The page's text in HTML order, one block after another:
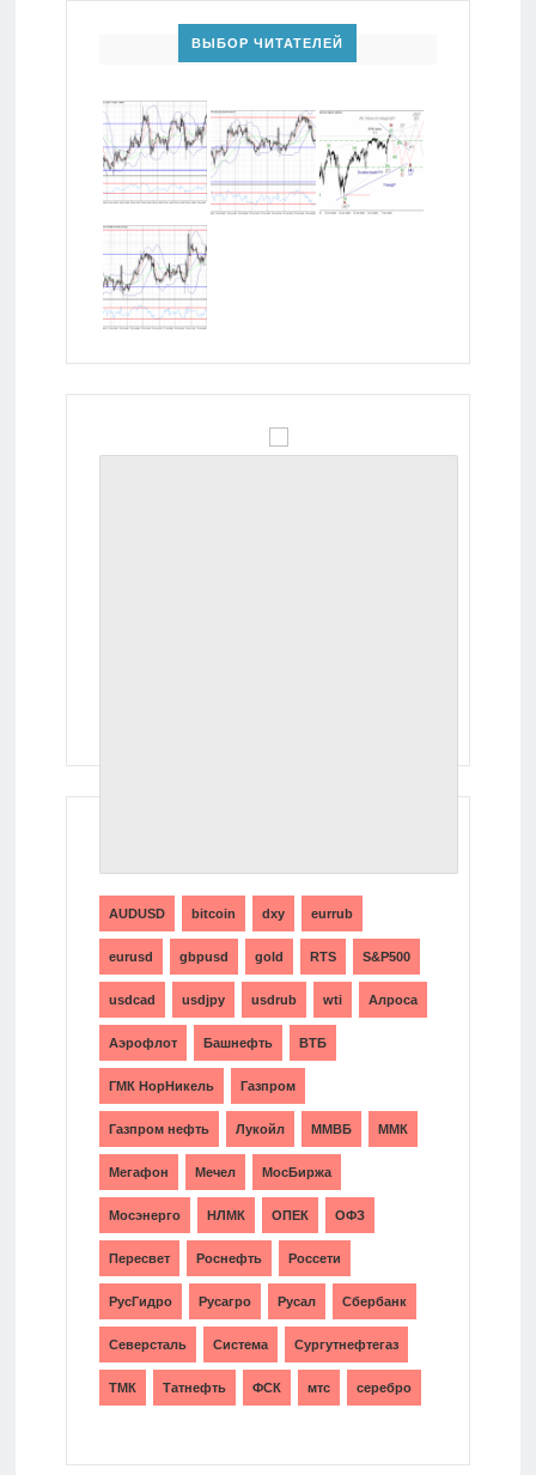
ВЫБОР ЧИТАТЕЛЕЙ
AUDUSD bitcoin dxy eurrub
eurusd gbpusd gold RTS S&P500
usdcad usdjpy usdrub wti Алроса
Аэрофлот Башнефть ВТБ
ГМК НорНикель Газпром
Газпром нефть Лукойл ММВБ ММК
Мегафон Мечел МосБиржа
Мосэнерго НЛМК ОПЕК ОФЗ
Пересвет Роснефть Россети
РусГидро Русагро Русал Сбербанк
Северсталь Система Сургутнефтегаз
ТМК Татнефть ФСК мтс серебро